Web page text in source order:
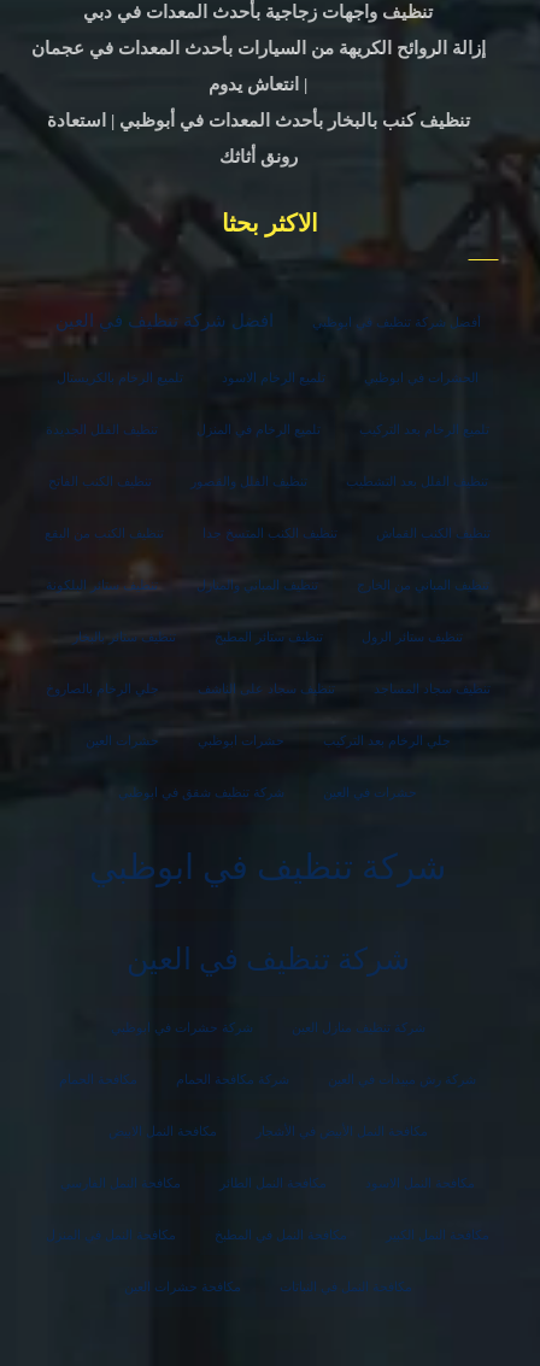
تنظيف واجهات زجاجية بأحدث المعدات في دبي
إزالة الروائح الكريهة من السيارات بأحدث المعدات في عجمان
| انتعاش يدوم
تنظيف كنب بالبخار بأحدث المعدات في أبوظبي | استعادة
رونق أثاثك
الاكثر بحثا
أفضل شركة تنظيف في ابوظبي افضل شركة تنظيف في العين
الحشرات في ابوظبي تلميع الرخام الاسود تلميع الرخام بالكريستال
تلميع الرخام بعد التركيب تلميع الرخام في المنزل تنظيف الفلل الجديدة
تنظيف الفلل بعد التشطيب تنظيف الفلل والقصور تنظيف الكنب الفاتح
تنظيف الكنب القماش تنظيف الكنب المتسخ جدا تنظيف الكنب من البقع
تنظيف المباني من الخارج تنظيف المباني والمنازل تنظيف ستائر البلكونة
تنظيف ستائر الرول تنظيف ستائر المطبخ تنظيف ستائر بالبخار
تنظيف سجاد المساجد تنظيف سجاد على الناشف جلي الرخام بالصاروخ
جلي الرخام بعد التركيب حشرات ابوظبي حشرات العين
حشرات في العين شركة تنظيف شقق في ابوظبي
شركة تنظيف في ابوظبي
شركة تنظيف في العين
شركة تنظيف منازل العين شركة حشرات في ابوظبي
شركة رش مبيدات في العين شركة مكافحة الحمام مكافحة الحمام
مكافحة النمل الأبيض في الأشجار مكافحة النمل الابيض
مكافحة النمل الاسود مكافحة النمل الطائر مكافحة النمل الفارسي
مكافحة النمل الكبير مكافحة النمل في المطبخ مكافحة النمل في المنزل
مكافحة النمل في النباتات مكافحة حشرات العين